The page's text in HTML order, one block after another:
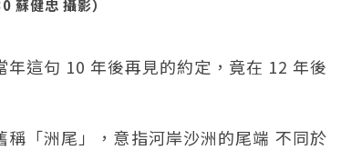
健忠 攝影）
這句 10 年後再見的約定，竟在 12 年後
「洲尾」，意指河岸沙洲的尾端 不同於